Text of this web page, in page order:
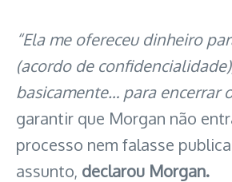
“Ela me ofereceu dinheiro
(acordo de
basicamente… para encerrar
garantir que Morgan não
processo nem falasse
assunto, declarou Morgan.